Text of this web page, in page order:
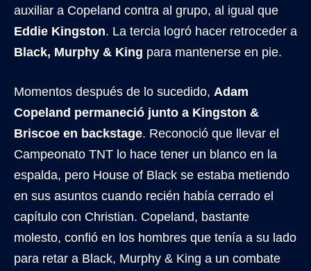
auxiliar a Copeland contra al grupo, al igual que
Eddie Kingston. La tercia logró hacer retroceder a
Black, Murphy & King para mantenerse en pie.
Momentos después de lo sucedido, Adam
Copeland permaneció junto a Kingston &
Briscoe en backstage. Reconoció que llevar el
Campeonato TNT lo hace tener un blanco en la
espalda, pero House of Black se estaba metiendo
en sus asuntos cuando recién había cerrado el
capítulo con Christian. Copeland, bastante
molesto, confió en los hombres que tenía a su lado
para retar a Black, Murphy & King a un combate